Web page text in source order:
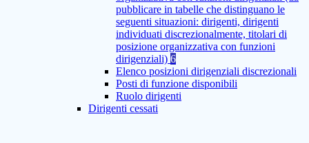
pubblicare in tabelle che distinguano le
seguenti situazioni: dirigenti, dirigenti
individuati discrezionalmente, titolari di
posizione organizzativa con funzioni
dirigenziali) 6
Elenco posizioni dirigenziali discrezionali
Posti di funzione disponibili
Ruolo dirigenti
Dirigenti cessati